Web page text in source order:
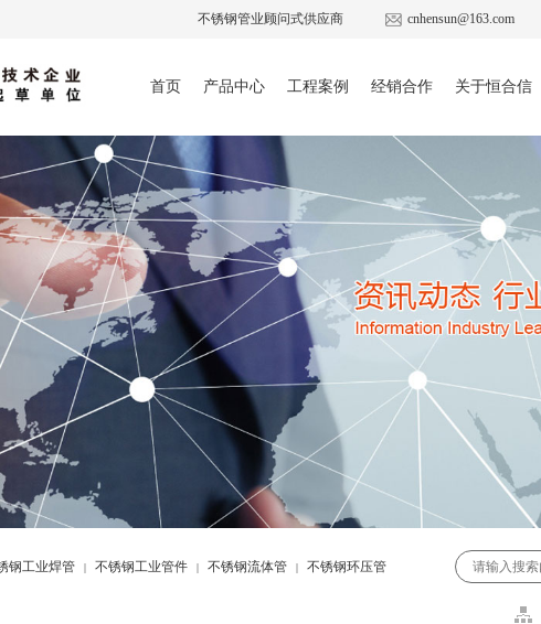
不锈钢管业顾问式供应商 cnhensun@163.com
首页 产品中心 工程案例 经销合作 关于恒合信
钢工业焊管 | 不锈钢工业管件 | 不锈钢流体管 | 不锈钢环压管